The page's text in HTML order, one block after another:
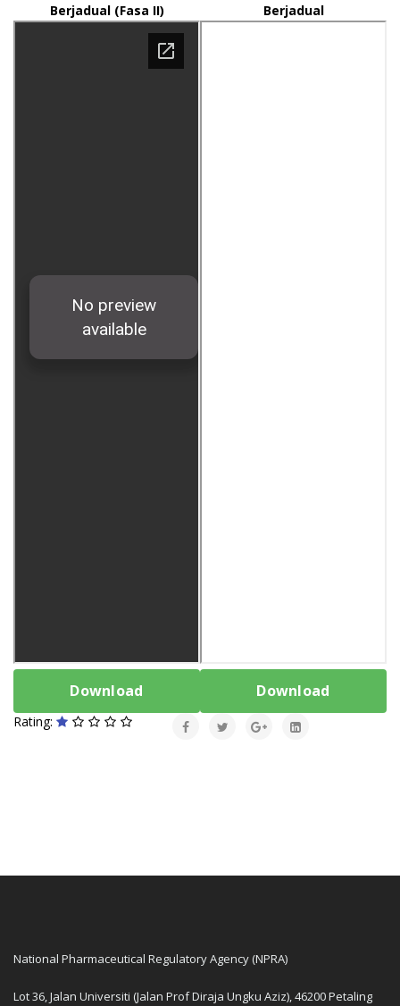
Berjadual (Fasa II)
Berjadual
Download Download
Rating:
National Pharmaceutical Regulatory Agency (NPRA)
Lot 36, Jalan Universiti (Jalan Prof Diraja Ungku Aziz), 46200 Petaling